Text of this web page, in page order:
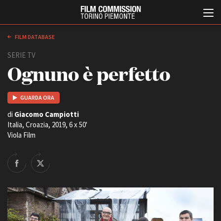
ABOUT
Chi siamo
Contatti
La sede
Partner
Production Days
Avenue Cove - Erasmus +
Guarda che storia!
FILM DATABASE
SERIE TV
Ognuno è perfetto
GUARDA ORA
di Giacomo Campiotti
Italia, Croazia, 2019, 6 x 50'
Viola Film